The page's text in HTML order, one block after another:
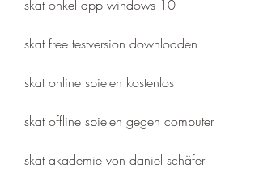
skat onkel app windows 10
skat free testversion downloaden
skat online spielen kostenlos
skat offline spielen gegen computer
skat akademie von daniel schäfer